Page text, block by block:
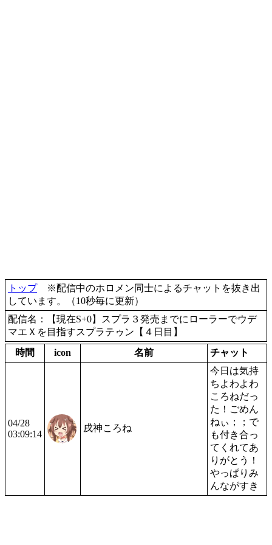
トップ※配信中のホロメン同士によるチャットを抜き出
しています。（10秒毎に更新）
配信名：【現在S+0】スプラ３発売までにローラーでウデ
マエＸを目指すスプラテゥン【４日目】
時間
icon 名前 チャット
04/28
03:09:14
戌神ころね
今日は気持
ちよわよわ
ころねだっ
た！ごめん
ねぃ；；で
も付き合っ
てくれてあ
りがとう！
やっぱりみ
んながすき